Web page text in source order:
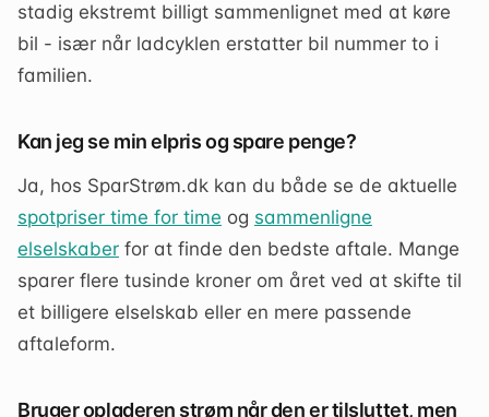
stadig ekstremt billigt sammenlignet med at køre
bil - især når ladcyklen erstatter bil nummer to i
familien.
Kan jeg se min elpris og spare penge?
Ja, hos SparStrøm.dk kan du både se de aktuelle
spotpriser time for time og sammenligne
elselskaber for at finde den bedste aftale. Mange
sparer flere tusinde kroner om året ved at skifte til
et billigere elselskab eller en mere passende
aftaleform.
Bruger opladeren strøm når den er tilsluttet, men